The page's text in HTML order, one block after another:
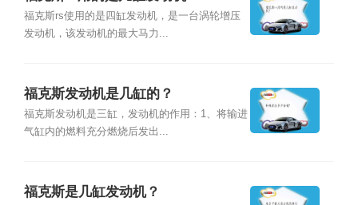
福克斯rs使用的是四缸发动机，是一台涡轮增压
发动机，该发动机的最大马力...
福克斯发动机是几缸的？
福克斯发动机是三缸，发动机的作用：1、将输进
气缸内的燃料充分燃烧后发出...
福克斯是几缸发动机？